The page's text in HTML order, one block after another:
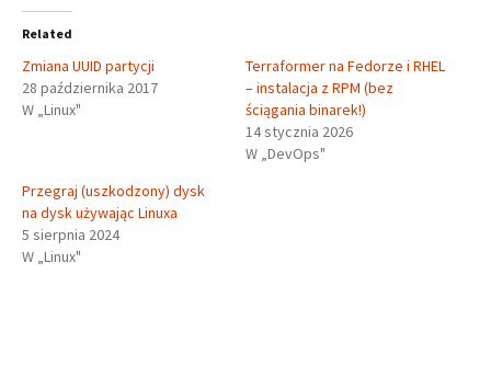
Related
Zmiana UUID partycji
28 października 2017
W „Linux"
Terraformer na Fedorze i RHEL
– instalacja z RPM (bez
ściągania binarek!)
14 stycznia 2026
W „DevOps"
Przegraj (uszkodzony) dysk
na dysk używając Linuxa
5 sierpnia 2024
W „Linux"